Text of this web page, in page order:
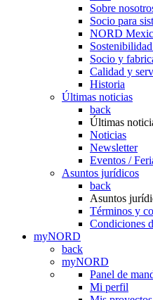
Sobre
Socio para
NORD
Socio y
Calidad y
Historia
Últimas noticias
back
Últimas
Noticias
Newsletter
Eventos /
Asuntos jurídicos
back
Asuntos
Términos y
Condiciones
myNORD
back
myNORD
Panel de
Mi perfil